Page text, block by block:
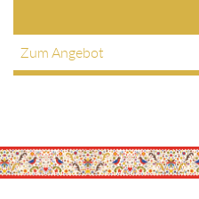
Zum Angebot